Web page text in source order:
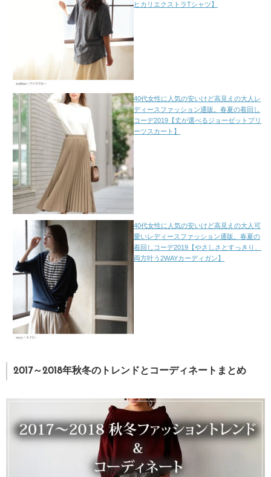
ヒカリエクストラTシャツ】
40代女性に人気の安いけど高見えの大人レ
ディースファッション通販。春夏の着回し
コーデ2019【丈が選べるジョーゼットプリ
ーツスカート】
40代女性に人気の安いけど高見えの大人可
愛いレディースファッション通販。春夏の
着回しコーデ2019【やさしさとすっきり、
両方叶う2WAYカーディガン】
2017～2018年秋冬のトレンドとコーディネートまとめ